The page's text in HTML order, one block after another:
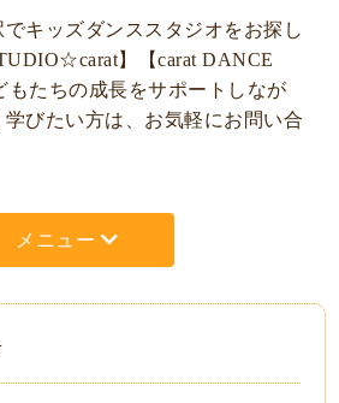
キッズダンススタジオをお探し
】【carat DANCE
もたちの成長をサポートしなが
びたい方は、お気軽にお問い合
メニュー